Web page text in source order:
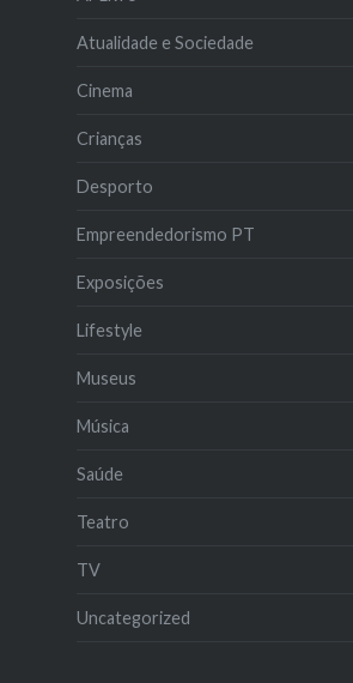
Atualidade e Sociedade
Cinema
Crianças
Desporto
Empreendedorismo PT
Exposições
Lifestyle
Museus
Música
Saúde
Teatro
TV
Uncategorized